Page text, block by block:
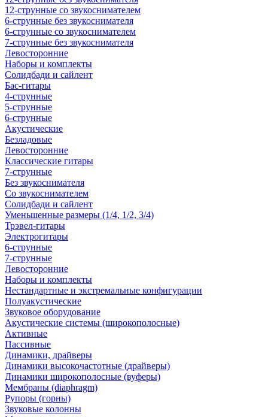
12-струнные со звукоснимателем
6-струнные без звукоснимателя
6-струнные со звукоснимателем
7-струнные без звукоснимателя
Левосторонние
Наборы и комплекты
Солидбади и сайлент
Бас-гитары
4-струнные
5-струнные
6-струнные
Акустические
Безладовые
Левосторонние
Классические гитары
7-струнные
Без звукоснимателя
Со звукоснимателем
Солидбади и сайлент
Уменьшенные размеры (1/4, 1/2, 3/4)
Трэвел-гитары
Электрогитары
6-струнные
7-струнные
Левосторонние
Наборы и комплекты
Нестандартные и экстремальные конфигурации
Полуакустические
Звуковое оборудование
Акустические системы (широкополосные)
Активные
Пассивные
Динамики, драйверы
Динамики высокочастотные (драйверы)
Динамики широкополосные (вуферы)
Мембраны (diaphragm)
Рупоры (горны)
Звуковые колонны